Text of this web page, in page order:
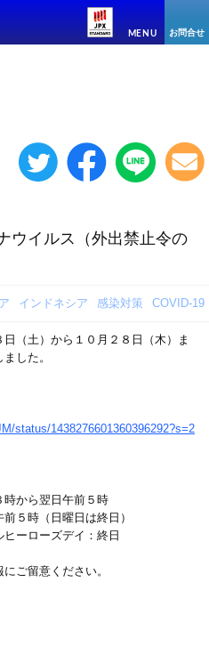
MENU お問合せ
イルス（外出禁止令の
インドネシア 感染対策 COVID-19
（土）から１０月２８日（木）ま
した。
status/1438276601360396292?s=2
時から翌日午前５時
５時（日曜日は終日）
ーローズデイ：終日
ご留意ください。